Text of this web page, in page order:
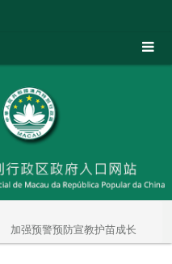
加强预警预防宣教护苗成长